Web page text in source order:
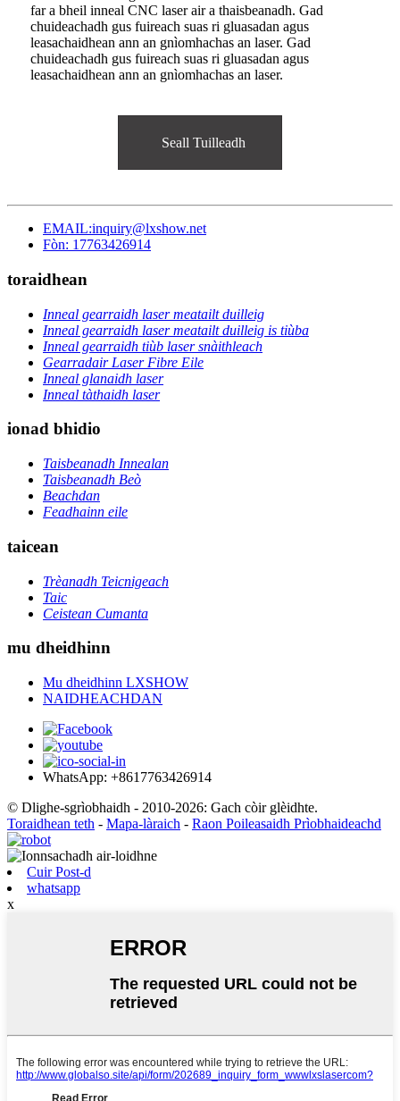
far a bheil inneal CNC laser air a thaisbeanadh. Gad
chuideachadh gus fuireach suas ri gluasadan agus
leasachaidhean ann an gnìomhachas an laser. Gad
chuideachadh gus fuireach suas ri gluasadan agus
leasachaidhean ann an gnìomhachas an laser.
Seall Tuilleadh
EMAIL:inquiry@lxshow.net
Fòn: 17763426914
toraidhean
Inneal gearraidh laser meatailt duilleig
Inneal gearraidh laser meatailt duilleig is tiùba
Inneal gearraidh tiùb laser snàithleach
Gearradair Laser Fibre Eile
Inneal glanaidh laser
Inneal tàthaidh laser
ionad bhidio
Taisbeanadh Innealan
Taisbeanadh Beò
Beachdan
Feadhainn eile
taicean
Trèanadh Teicnigeach
Taic
Ceistean Cumanta
mu dheidhinn
Mu dheidhinn LXSHOW
NAIDHEACHDAN
WhatsApp: +8617763426914
© Dlighe-sgrìobhaidh - 2010-2026: Gach còir glèidhte.
Toraidhean teth - Mapa-làraich - Raon Poileasaidh Prìobhaideachd
Cuir Post-d
whatsapp
x